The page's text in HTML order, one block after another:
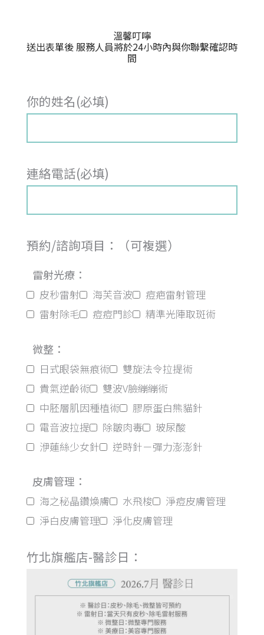
溫馨叮嚀
送出表單後 服務人員將於24小時內與你聯繫確認時
間
你的姓名(必填)
連絡電話(必填)
預約/諮詢項目：（可複選）
雷射光療：
皮秒雷射 海芙音波
痘疤雷射管理
雷射除毛
痘痘門診 精準光陣取斑術
微整：
日式眼袋無痕術
雙旋法令拉提術
貴氣逆齡術
雙波V臉繃繃術
中胚層肌因種植術
膠原蛋白熊貓針
電音波拉提
除皺肉毒
玻尿酸
洢蓮絲少女針
逆時針－彈力澎澎針
皮膚管理：
海之秘晶鑽煥膚 水飛梭
淨痘皮膚管理
淨白皮膚管理
淨化皮膚管理
竹北旗艦店-醫診日：